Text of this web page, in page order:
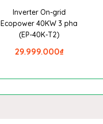
Inverter On-grid
Ecopower 40KW 3 pha
(EP-40K-T2)
₫
29.999.000